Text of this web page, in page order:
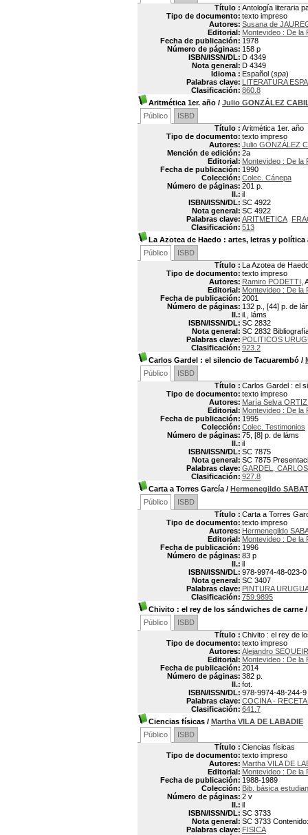
Título : Antología literaria
Tipo de documento: texto impreso
Autores: Susana de
Editorial: Montevideo : De la
Fecha de publicación: 1978
Número de páginas: 158 p
ISBN/ISSN/DL: D 4349
Nota general: D 4349
Idioma : Español (spa)
Palabras clave: LITERATURA
Clasificación: 860.8
Aritmética 1er. año / Julio GONZÁLEZ
Público
ISBD
Título : Aritmética 1er. año
Tipo de documento: texto impreso
Autores: Julio GONZÁLEZ
Mención de edición: 2a
Editorial: Montevideo : De la
Fecha de publicación: 1990
Colección: Colec. Cánepa
Número de páginas: 201 p.
Il.: il
ISBN/ISSN/DL: SC 4922
Nota general: SC 4922
Palabras clave: ARITMETICA
Clasificación: 513
La Azotea de Haedo : artes, letras y
Público
ISBD
Título : La Azotea de
Tipo de documento: texto impreso
Autores: Ramiro PODETTI ,
Editorial: Montevideo : De la
Fecha de publicación: 2001
Número de páginas: 132 p., [44] p. de
Il.: il., láms
ISBN/ISSN/DL: SC 2832
Nota general: SC 2832
Palabras clave: POLITICOS
Clasificación: 923.2
Carlos Gardel : el silencio de Tacuarembó /
Público
ISBD
Título : Carlos Gardel : el
Tipo de documento: texto impreso
Autores: María Selva
Editorial: Montevideo : De la
Fecha de publicación: 1995
Colección: Colec. Testimonios
Número de páginas: 75, [8] p. de láms
Il.: il
ISBN/ISSN/DL: SC 7875
Nota general: SC 7875
Palabras clave: GARDEL,
Clasificación: 927.8
Carta a Torres García / Hermenegildo SABAT
Público
ISBD
Título : Carta a Torres
Tipo de documento: texto impreso
Autores: Hermenegildo
Editorial: Montevideo : De la
Fecha de publicación: 1996
Número de páginas: 83 p
Il.: il
ISBN/ISSN/DL: 978-9974-48-023-0
Nota general: SC 3407
Palabras clave: PINTURA
Clasificación: 759.9895
Chivito : el rey de los sándwiches de carne
Público
ISBD
Título : Chivito : el rey de
Tipo de documento: texto impreso
Autores: Alejandro
Editorial: Montevideo : De la
Fecha de publicación: 2014
Número de páginas: 382 p.
Il.: fot.
ISBN/ISSN/DL: 978-9974-48-244-9
Palabras clave: COCINA -
Clasificación: 641.7
Ciencias físicas / Martha VILA DE LABADIE
Público
ISBD
Título : Ciencias físicas
Tipo de documento: texto impreso
Autores: Martha VILA DE
Editorial: Montevideo : De la
Fecha de publicación: 1988-1989
Colección: Bib. básica
Número de páginas: 2 v
Il.: il
ISBN/ISSN/DL: SC 3733
Nota general: SC 3733
Palabras clave: FISICA